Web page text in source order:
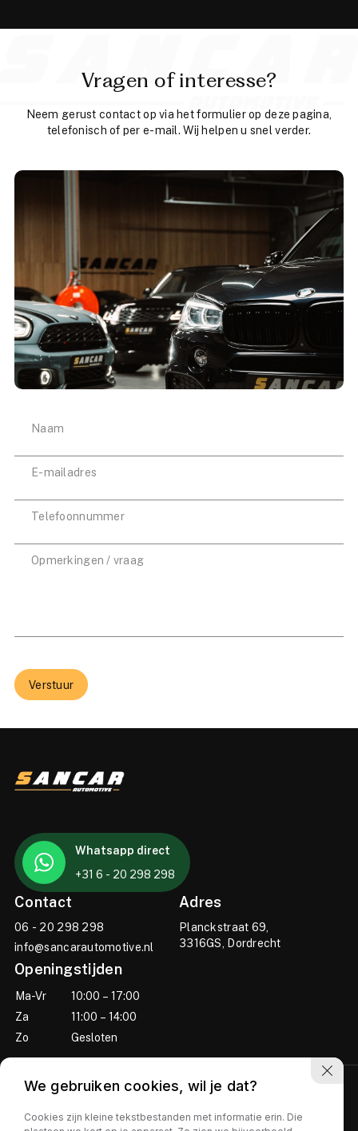
Vragen of interesse?
Neem gerust contact op via het formulier op deze pagina,
telefonisch of per e-mail. Wij helpen u snel verder.
Verstuur
Whatsapp direct
+31 6 - 20 298 298
Contact
06 - 20 298 298
info@sancarautomotive.nl
Adres
Planckstraat 69,
3316GS, Dordrecht
Openingstijden
Ma-Vr
10:00 – 17:00
Za
11:00 – 14:00
Zo
Gesloten
We gebruiken cookies, wil je dat?
Cookies zijn kleine tekstbestanden met informatie erin. Die